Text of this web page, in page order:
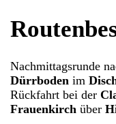
Nachmittagsrunde
Dürrboden im
Rückfahrt bei der
Frauenkirch über